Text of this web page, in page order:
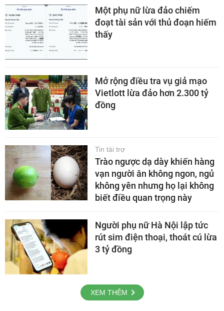
Một phụ nữ lừa đảo chiếm
đoạt tài sản với thủ đoạn hiếm
thấy
Mở rộng điều tra vụ giả mạo
Vietlott lừa đảo hơn 2.300 tỷ
đồng
Tin tài trợ
Trào ngược dạ dày khiến hàng
vạn người ăn không ngon, ngủ
không yên nhưng họ lại không
biết điều quan trọng này
Người phụ nữ Hà Nội lập tức
rút sim điện thoại, thoát cú lừa
3 tỷ đồng
XEM THÊM